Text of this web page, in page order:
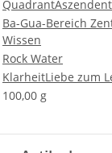
Quadrant
Ba-Gua-Bereich
Wissen
Rock Water
KlarheitLiebe zum
100,00 g